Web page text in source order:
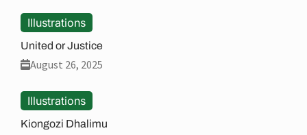
Illustrations
United or Justice
August 26, 2025
Illustrations
Kiongozi Dhalimu